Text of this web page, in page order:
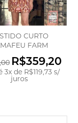
CURTO
FARM
R$359,20
3x de R$119,73 s/
juros